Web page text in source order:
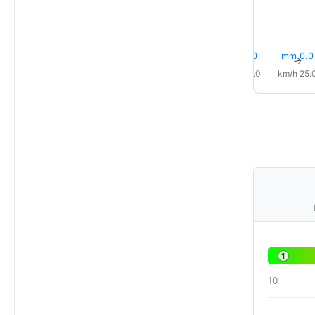
0.0 mm
↑
25.0
0.0 mm
24.0 km/h
1
10